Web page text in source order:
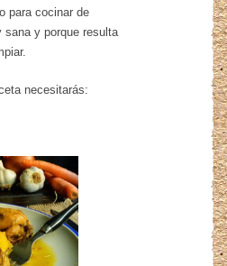
para cocinar de
sana y porque resulta
necesitarás: